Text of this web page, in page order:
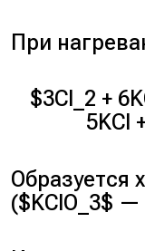
При
$3Cl_2 +
5KCl
Образуется
($KClO_3$ —